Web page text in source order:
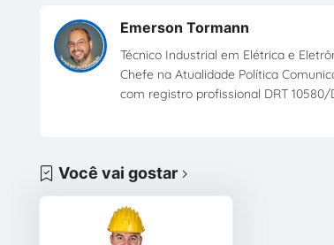
Emerson Tormann
Técnico Industrial em Elétrica e
Chefe na Atualidade Política
com registro profissional DRT
Você vai gostar